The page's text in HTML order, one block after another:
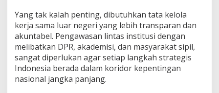
Yang tak kalah penting, dibutuhkan tata kelola
kerja sama luar negeri yang lebih transparan dan
akuntabel. Pengawasan lintas institusi dengan
melibatkan DPR, akademisi, dan masyarakat sipil,
sangat diperlukan agar setiap langkah strategis
Indonesia berada dalam koridor kepentingan
nasional jangka panjang.